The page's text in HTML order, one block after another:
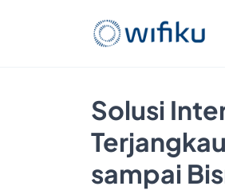
Solusi
sampai